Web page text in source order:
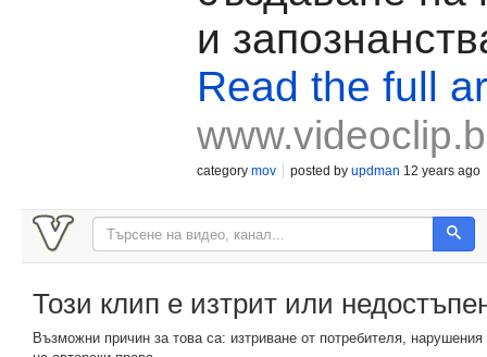
и
Read the full
category mov posted by updman 12 years ago